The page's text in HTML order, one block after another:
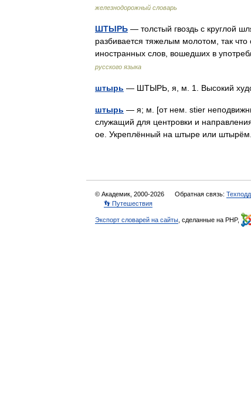
железнодорожный словарь
ШТЫРЬ — толстый гвоздь с круглой
разбивается тяжелым молотом, так
иностранных слов, вошедших в
русского языка
штырь — ШТЫРЬ, я, м. 1. Высокий
штырь — я; м. [от нем. stier
служащий для центровки и
ое. Укреплённый на штыре или
© Академик, 2000-2026 Обратная связь:
👣 Путешествия
Экспорт словарей на сайты , сделанные на PHP,